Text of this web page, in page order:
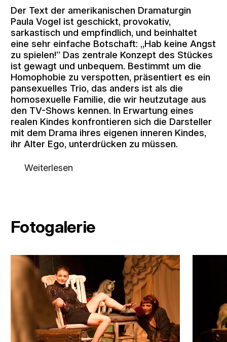
Der Text der amerikanischen Dramaturgin
Paula Vogel ist geschickt, provokativ,
sarkastisch und empfindlich, und beinhaltet
eine sehr einfache Botschaft: „Hab keine Angst
zu spielen!” Das zentrale Konzept des Stückes
ist gewagt und unbequem. Bestimmt um die
Homophobie zu verspotten, präsentiert es ein
pansexuelles Trio, das anders ist als die
homosexuelle Familie, die wir heutzutage aus
den TV-Shows kennen. In Erwartung eines
realen Kindes konfrontieren sich die Darsteller
mit dem Drama ihres eigenen inneren Kindes,
ihr Alter Ego, unterdrücken zu müssen.
Weiterlesen
Fotogalerie